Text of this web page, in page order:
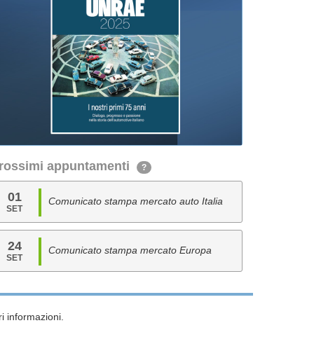
appuntamenti ?
01
SET
Comunicato stampa mercato auto Italia
24
SET
Comunicato stampa mercato Europa
informazioni.